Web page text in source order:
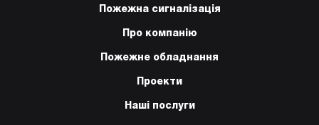
Пожежна сигналізація
Про компанію
Пожежне обладнання
Проекти
Наші послуги